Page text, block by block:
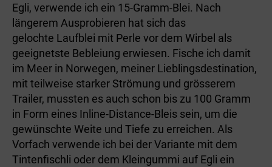
Egli, verwende ich ein 15-Gramm-Blei. Nach
längerem Ausprobieren hat sich das
gelochte Laufblei mit Perle vor dem Wirbel als
geeignetste Bebleiung erwiesen. Fische ich damit
im Meer in Norwegen, meiner Lieblingsdestination,
mit teilweise starker Strömung und grösserem
Trailer, mussten es auch schon bis zu 100 Gramm
in Form eines Inline-Distance-Bleis sein, um die
gewünschte Weite und Tiefe zu erreichen. Als
Vorfach verwende ich bei der Variante mit dem
Tintenfischli oder dem Kleingummi auf Egli ein